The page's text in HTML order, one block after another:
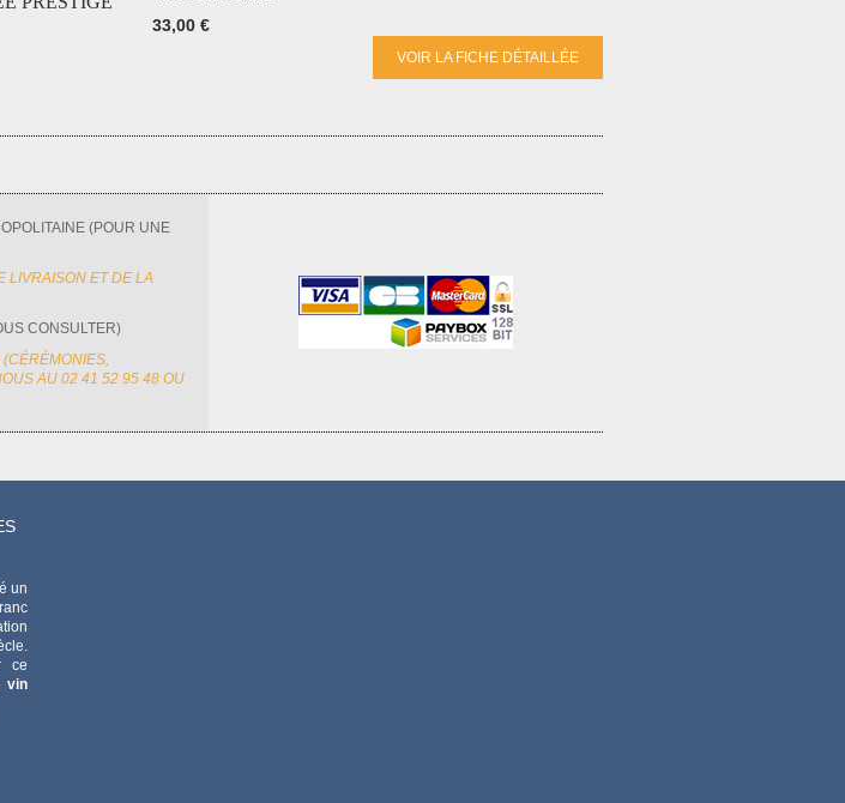
33,00 €
VOIR LA FICHE DÉTAILLÉE
(POUR UNE
LIVRAISON ET DE LA
CONSULTER)
AU 02 41 52 95 48 OU
un
ce
vin